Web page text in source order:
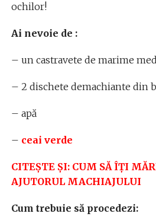
ochilor!
Ai nevoie de :
– un castravete de marime
– 2 dischete demachiante din
– apă
– ceai verde
CITEȘTE ȘI: CUM SĂ ÎȚI
AJUTORUL MACHIAJULUI
Cum trebuie să procedezi: